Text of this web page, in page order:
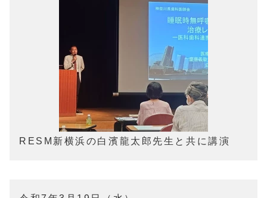
RESM新横浜の白濱龍太郎先生と共に講演